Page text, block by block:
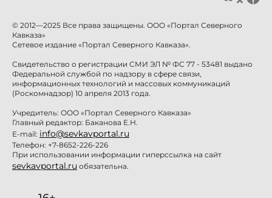
© 2012—2025 Все права защищены. ООО «Портал Северного
Кавказа»
Сетевое издание «Портал Северного Кавказа».
Свидетельство о регистрации СМИ ЭЛ № ФС 77 - 53481 выдано
Федеральной службой по надзору в сфере связи,
информационных технологий и массовых коммуникаций
(Роскомнадзор) 10 апреля 2013 года.
Учредитель: ООО «Портал Северного Кавказа»
Главный редактор: Баканова Е.Н.
E-mail: info@sevkavportal.ru
Телефон: +7-8652-226-226
При использовании информации гиперссылка на сайт
sevkavportal.ru обязательна.